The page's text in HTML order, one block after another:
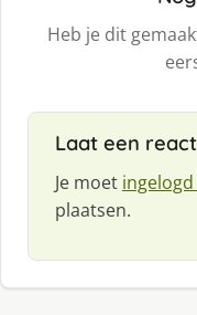
Heb je dit
Laat een
Je moet
plaatsen.